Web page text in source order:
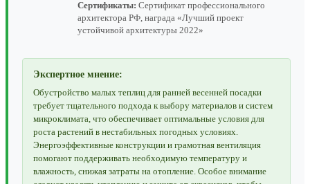
Сертификаты: Сертификат профессионального
архитектора РФ, награда «Лучший проект
устойчивой архитектуры 2022»
Экспертное мнение:
Обустройство малых теплиц для ранней весенней посадки
требует тщательного подхода к выбору материалов и систем
микроклимата, что обеспечивает оптимальные условия для
роста растений в нестабильных погодных условиях.
Энергоэффективные конструкции и грамотная вентиляция
помогают поддерживать необходимую температуру и
влажность, снижая затраты на отопление. Особое внимание